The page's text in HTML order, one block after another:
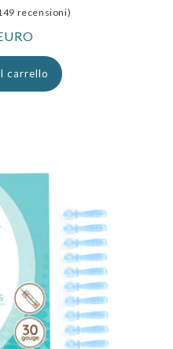
recensioni)
carrello